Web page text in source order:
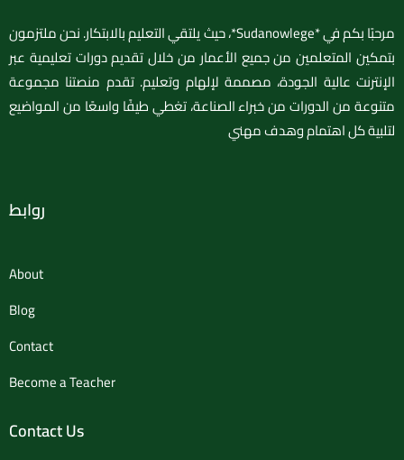
مرحبًا بكم في *Sudanowlege*، حيث يلتقي التعليم بالابتكار. نحن ملتزمون
بتمكين المتعلمين من جميع الأعمار من خلال تقديم دورات تعليمية عبر
الإنترنت عالية الجودة، مصممة لإلهام وتعليم. تقدم منصتنا مجموعة
متنوعة من الدورات من خبراء الصناعة، تغطي طيفًا واسعًا من المواضيع
لتلبية كل اهتمام وهدف مهني
روابط
About
Blog
Contact
Become a Teacher
Contact Us